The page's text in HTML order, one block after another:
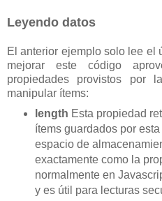
Leyendo datos
El anterior ejemplo solo lee el
mejorar este código
propiedades provistos por
manipular ítems:
length Esta propiedad
ítems guardados por
espacio de
exactamente como la
normalmente en
y es útil para lecturas